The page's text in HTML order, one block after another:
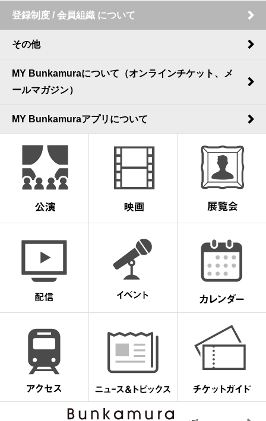
登録制度 / 会員組織 について
その他
MY Bunkamuraについて（オンラインチケット、メ
ールマガジン）
MY Bunkamuraアプリについて